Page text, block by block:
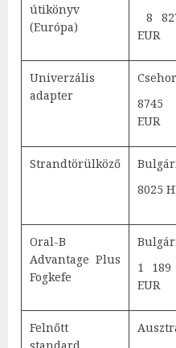
útikönyv
(Európa)
8
EUR
Univerzális
adapter
8745
EUR
Strandtörülköző
8025
Oral-B
Advantage Plus
Fogkefe
1 189
EUR
Felnőtt